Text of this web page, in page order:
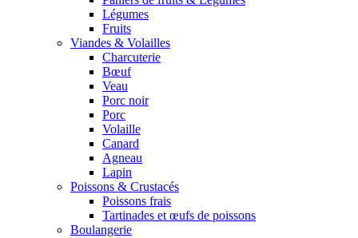
Légumes
Fruits
Viandes & Volailles
Charcuterie
Bœuf
Veau
Porc noir
Porc
Volaille
Canard
Agneau
Lapin
Poissons & Crustacés
Poissons frais
Tartinades et œufs de poissons
Boulangerie